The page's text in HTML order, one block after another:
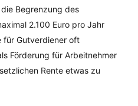
Begrenzung des
2.100 Euro pro Jahr
für Gutverdiener oft
Förderung für Arbeitnehmer
Rente etwas zu